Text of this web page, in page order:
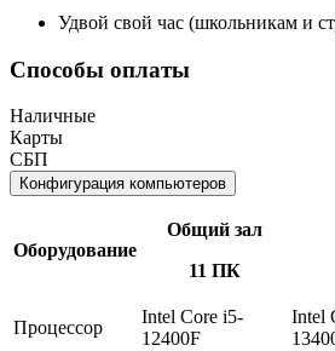
Удвой свой час (школьникам и
Способы оплаты
Наличные
Карты
СБП
Конфигурация компьютеров
Оборудование
Общий зал
11 ПК
Процессор
Intel Core i5-
12400F
Intel